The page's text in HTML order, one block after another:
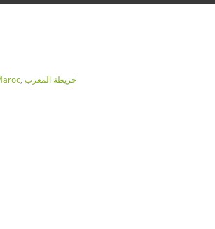
, خريطة المغرب